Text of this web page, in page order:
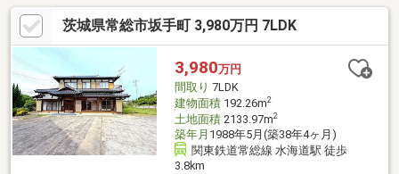
適リビング！・リビングダイニングにいる家族と会話をしながら
お料理が愉しめる対面キッチン！・内装床壁交換済み！築年数１
１年！◆常総市水海道エリアでお探しの方にピッタリ♪◆当物件
内覧見学も可能です。ご見学は、「わたや不動産」までお気軽に
お電話下さい♪
茨城県常総市坂手町 3,980万円 7LDK
3,980万円
間取り 7LDK
建物面積192.26m2
土地面積2133.97m2
築年月 1988年5月(築38年4ヶ月)
関東鉄道常総線 水海道駅 徒歩
3.8km